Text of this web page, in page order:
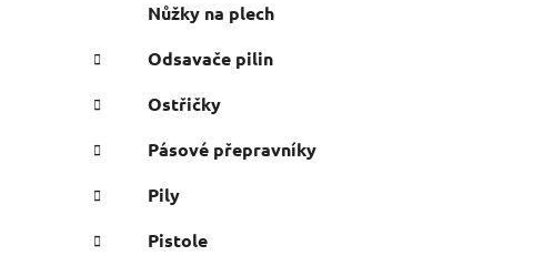
Nůžky na plech
Odsavače pilin
Ostřičky
Pásové přepravníky
Pily
Pistole